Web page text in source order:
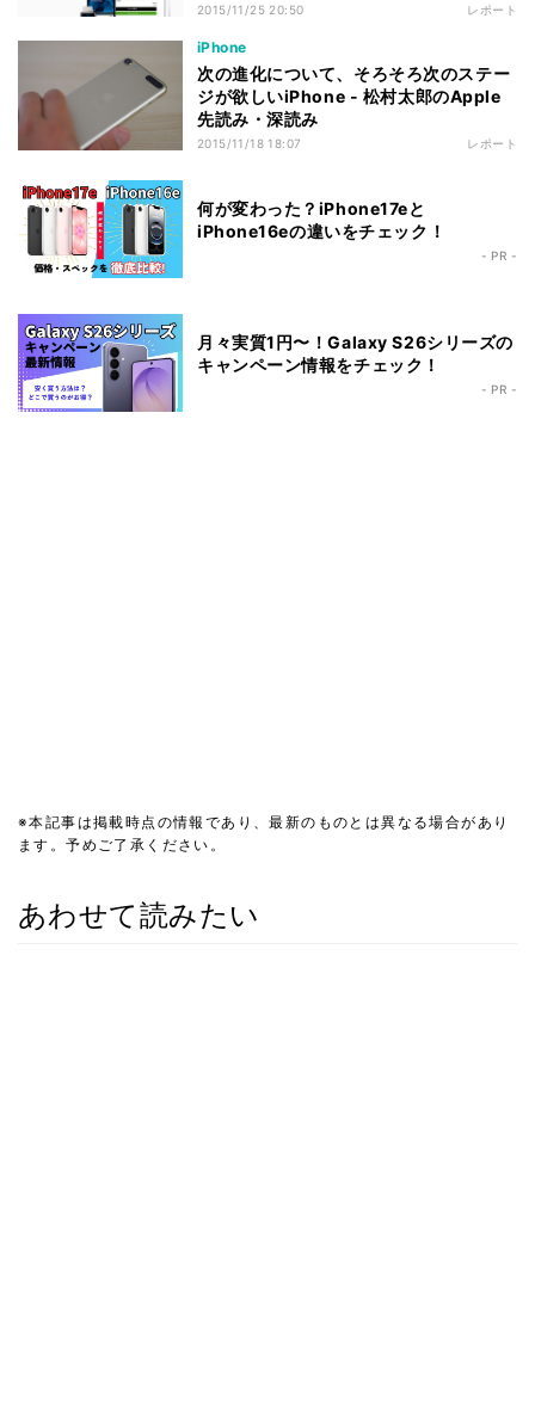
2015/11/25 20:50 レポート
iPhone
次の進化について、そろそろ次のステー
ジが欲しいiPhone - 松村太郎のApple
先読み・深読み
2015/11/18 18:07 レポート
何が変わった？iPhone17eと
iPhone16eの違いをチェック！
- PR -
月々実質1円〜！Galaxy S26シリーズの
キャンペーン情報をチェック！
- PR -
※本記事は掲載時点の情報であり、最新のものとは異なる場合があり
ます。予めご了承ください。
あわせて読みたい